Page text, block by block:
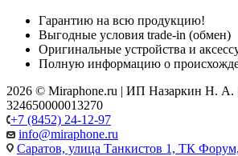
Гарантию на всю продукцию!
Выгодные условия trade-in (обмен)
Оригинальные устройства и
Полную информацию о
2026 © Miraphone.ru | ИП Назаркин Н.
324650000013270
+7 (8452) 24-12-97
info@miraphone.ru
Саратов, улица Танкистов 1, ТК